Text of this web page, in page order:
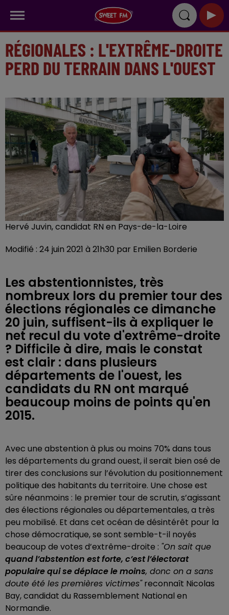
RÉGIONALES : L'EXTRÊME-DROITE
PERD DU TERRAIN DANS L'OUEST
Hervé Juvin, candidat RN en Pays-de-la-Loire
Modifié : 24 juin 2021 à 21h30 par Emilien Borderie
Les abstentionnistes, très
nombreux lors du premier tour des
élections régionales ce dimanche
20 juin, suffisent-ils à expliquer le
net recul du vote d'extrême-droite
? Difficile à dire, mais le constat
est clair : dans plusieurs
départements de l'ouest, les
candidats du RN ont marqué
beaucoup moins de points qu'en
2015.
Avec une abstention à plus ou moins 70% dans tous
les départements du grand ouest, il serait bien osé de
tirer des conclusions sur l’évolution du positionnement
politique des habitants du territoire. Une chose est
sûre néanmoins : le premier tour de scrutin, s’agissant
des élections régionales ou départementales, a très
peu mobilisé. Et dans cet océan de désintérêt pour la
chose démocratique, se sont semble-t-il noyés
beaucoup de votes d’extrême-droite : "On sait que
quand l’abstention est forte, c’est l’électorat
populaire qui se déplace le moins, donc on a sans
doute été les premières victimes"reconnaît Nicolas
Bay, candidat du Rassemblement National en
Normandie.